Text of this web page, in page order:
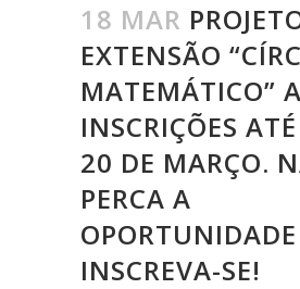
18 MAR
EXTENSÃO
MATEMÁTICO”
INSCRIÇÕES
20 DE MARÇO.
PERCA A
OPORTUNIDADE
INSCREVA-SE!